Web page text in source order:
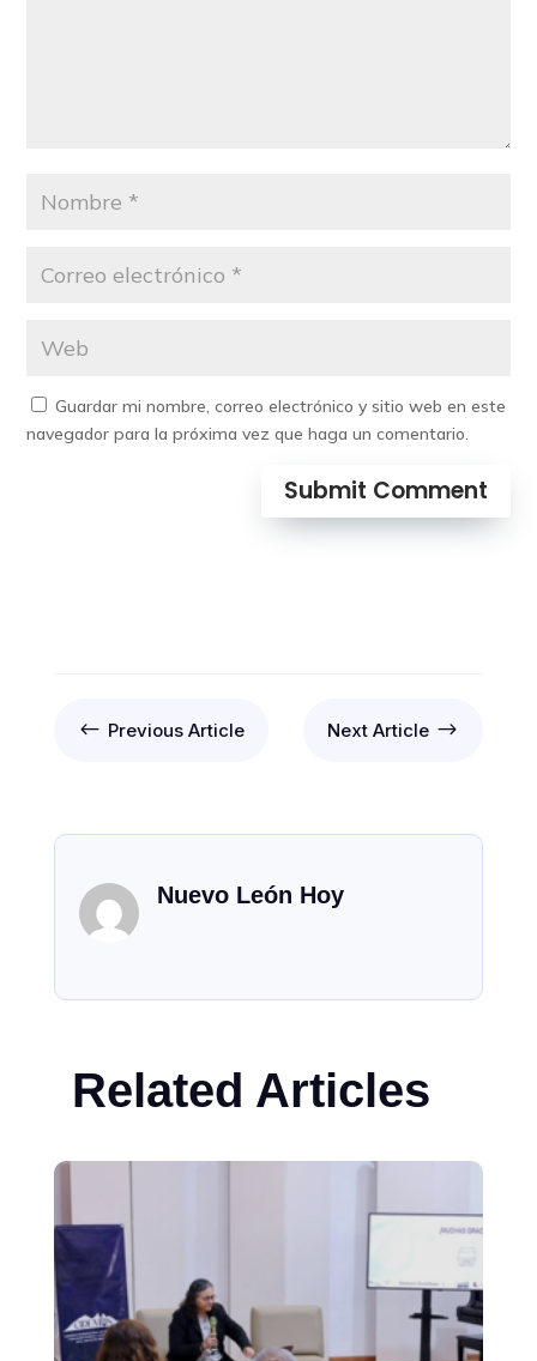
Guardar mi nombre, correo electrónico y sitio web en este
navegador para la próxima vez que haga un comentario.
Submit Comment
# Previous Article Next Article $
Nuevo León Hoy
Related Articles